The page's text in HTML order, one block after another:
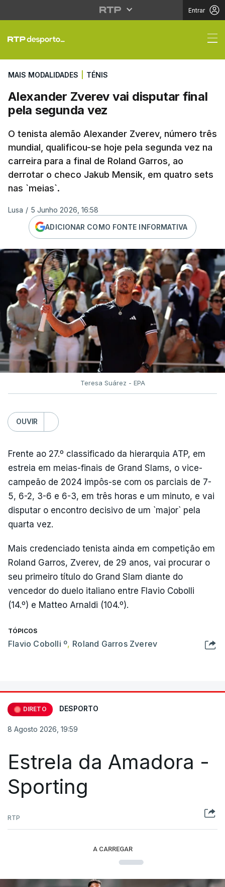
Entrar
Alexander Zverev vai
MAIS MODALIDADES TÉNIS
Alexander Zverev vai disputar final
pela segunda vez
O tenista alemão Alexander Zverev, número três
mundial, qualificou-se hoje pela segunda vez na
carreira para a final de Roland Garros, ao
derrotar o checo Jakub Mensik, em quatro sets
nas `meias`.
Lusa / 5 Junho 2026, 16:58
ADICIONAR COMO FONTE INFORMATIVA
Teresa Suárez - EPA
OUVIR
Frente ao 27.º classificado da hierarquia ATP, em
estreia em meias-finais de Grand Slams, o vice-
campeão de 2024 impôs-se com os parciais de 7-
5, 6-2, 3-6 e 6-3, em três horas e um minuto, e vai
disputar o encontro decisivo de um `major` pela
quarta vez.
Mais credenciado tenista ainda em competição em
Roland Garros, Zverev, de 29 anos, vai procurar o
seu primeiro título do Grand Slam diante do
vencedor do duelo italiano entre Flavio Cobolli
(14.º) e Matteo Arnaldi (104.º).
TÓPICOS
Flavio Cobolli º, Roland Garros Zverev
DIRETO DESPORTO
8 Agosto 2026, 19:59
Estrela da Amadora -
Sporting
RTP
A CARREGAR